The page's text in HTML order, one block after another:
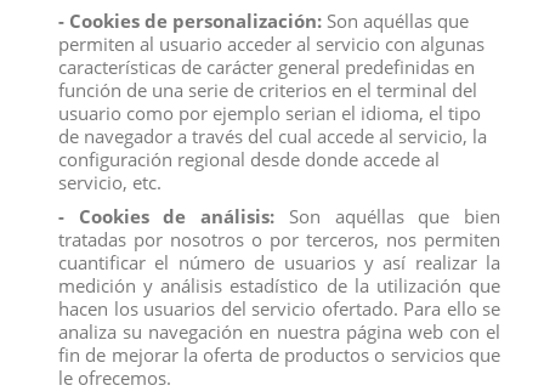
figuras confianza empresa catalogo compra ventaalpormayor
Descripción
Detalles del producto
Reviews(0)
FIGURA LINCE SCHLEICH
El lince es fácilmente reconocible por los llamativos mechones de pelo
en las orejas. Estos mechones no protegen al gato depredador del frío,
le sirven para oír mejor. Los linces que habitan en zonas más frías tiene
- Cookies de personalización: Son aquéllas que
permiten al usuario acceder al servicio con algunas
características de carácter general predefinidas en
función de una serie de criterios en el terminal del
usuario como por ejemplo serian el idioma, el tipo
de navegador a través del cual accede al servicio, la
configuración regional desde donde accede al
servicio, etc.
- Cookies de análisis: Son aquéllas que bien
tratadas por nosotros o por terceros, nos permiten
cuantificar el número de usuarios y así realizar la
medición y análisis estadístico de la utilización que
hacen los usuarios del servicio ofertado. Para ello se
analiza su navegación en nuestra página web con el
fin de mejorar la oferta de productos o servicios que
le ofrecemos.